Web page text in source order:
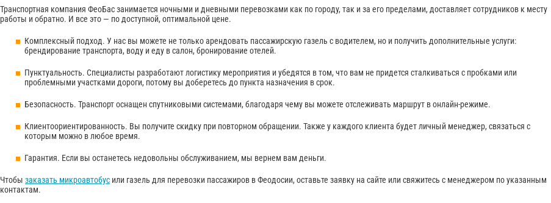
Транспортная компания ФеоБас занимается ночными и дневными перевозками как по городу, так и за его пределами, доставляет сотрудников к месту
работы и обратно. И все это — по доступной, оптимальной цене.
Комплексный подход. У нас вы можете не только арендовать пассажирскую газель с водителем, но и получить дополнительные услуги:
брендирование транспорта, воду и еду в салон, бронирование отелей.
Пунктуальность. Специалисты разработают логистику мероприятия и убедятся в том, что вам не придется сталкиваться с пробками или
проблемными участками дороги, потому вы доберетесь до пункта назначения в срок.
Безопасность. Транспорт оснащен спутниковыми системами, благодаря чему вы можете отслеживать маршрут в онлайн-режиме.
Клиентоориентированность. Вы получите скидку при повторном обращении. Также у каждого клиента будет личный менеджер, связаться с
которым можно в любое время.
Гарантия. Если вы останетесь недовольны обслуживанием, мы вернем вам деньги.
Чтобы заказать микроавтобус или газель для перевозки пассажиров в Феодосии, оставьте заявку на сайте или свяжитесь с менеджером по указанным
контактам.